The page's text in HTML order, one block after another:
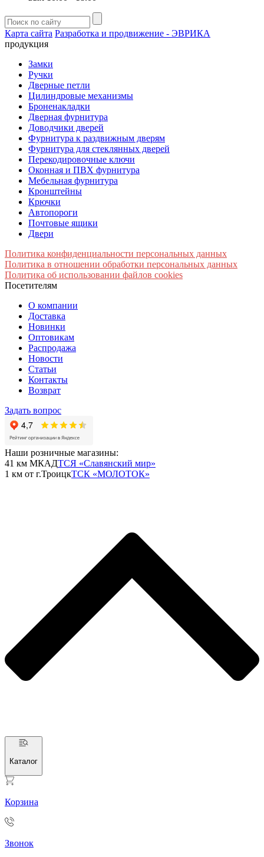
Карта сайта Разработка и продвижение - ЭВРИКА
продукция
Замки
Ручки
Дверные петли
Цилиндровые механизмы
Броненакладки
Дверная фурнитура
Доводчики дверей
Фурнитура к раздвижным дверям
Фурнитура для стеклянных дверей
Перекодировочные ключи
Оконная и ПВХ фурнитура
Мебельная фурнитура
Кронштейны
Крючки
Автопороги
Почтовые ящики
Двери
Политика конфиденциальности персональных данных
Политика в отношении обработки персональных данных
Политика об использовании файлов cookies
Посетителям
О компании
Доставка
Новинки
Оптовикам
Распродажа
Новости
Статьи
Контакты
Возврат
Задать вопрос
Наши розничные магазины:
41 км МКАДТСЯ «Славянский мир»
1 км от г.ТроицкТСК «МОЛОТОК»
Каталог
Корзина
Звонок